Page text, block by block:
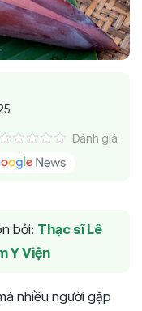
Đánh giá
bởi: Thạc sĩ Lê
Y Viện
nhiều người gặp